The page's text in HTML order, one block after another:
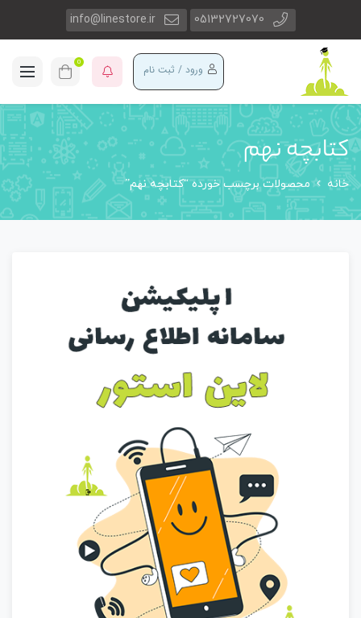
05132727070
info@linestore.ir
ورود / ثبت نام 0
کتابچه نهم
خانه محصولات برچسب خورده “کتابچه نهم”